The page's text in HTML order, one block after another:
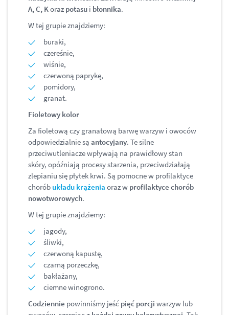
A, C, Koraz potasu i błonnika.
W tej grupie znajdziemy:
buraki,
czereśnie,
wiśnie,
czerwoną paprykę,
pomidory,
granat.
Fioletowy kolor
Za fioletową czy granatową barwę warzyw i owoców
odpowiedzialnie są antocyjany. Te silne
przeciwutleniacze wpływają na prawidłowy stan
skóry, opóźniają procesy starzenia, przeciwdziałają
zlepianiu się płytek krwi. Są pomocne w profilaktyce
chorób układu krążenia oraz w profilaktyce chorób
nowotworowych.
W tej grupie znajdziemy:
jagody,
śliwki,
czerwoną kapustę,
czarną porzeczkę,
bakłażany,
ciemne winogrono.
Codziennie powinniśmy jeść pięć porcji warzyw lub